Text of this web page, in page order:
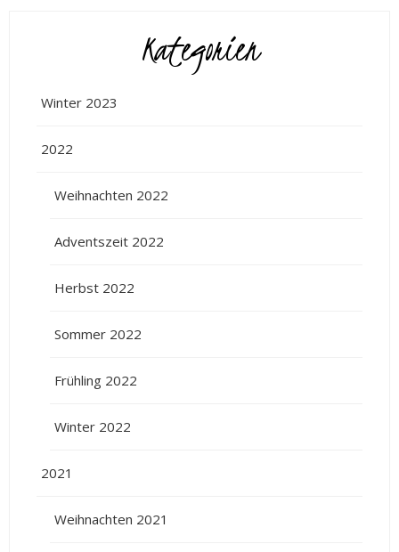
Kategorien
Winter 2023
2022
Weihnachten 2022
Adventszeit 2022
Herbst 2022
Sommer 2022
Frühling 2022
Winter 2022
2021
Weihnachten 2021